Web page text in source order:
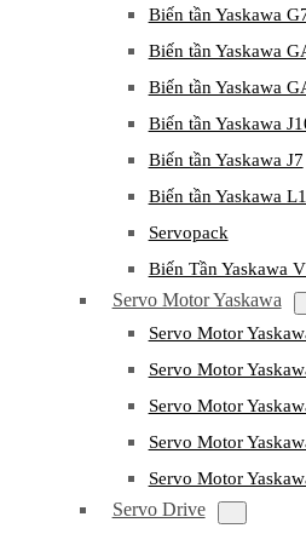
Biến tần Yaskawa
Biến tần Yaskawa
Biến tần Yaskawa
Biến tần Yaskawa
Biến tần Yaskawa J7
Biến tần Yaskawa
Servopack
Biến Tần Yaskawa
Servo Motor Yaskawa
Servo Motor
Servo Motor
Servo Motor
Servo Motor
Servo Motor
Servo Drive